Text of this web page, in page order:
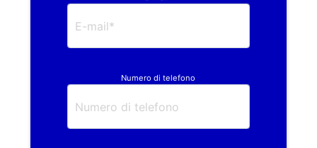
Numero di telefono